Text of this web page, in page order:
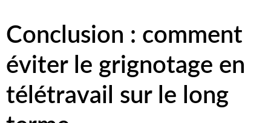
Conclusion : comment
éviter le grignotage en
télétravail sur le long